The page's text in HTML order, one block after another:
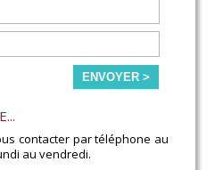
ENVOYER >
contacter par téléphone au
au vendredi.